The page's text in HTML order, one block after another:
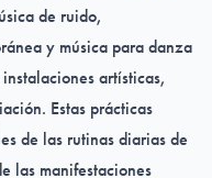
de ruido,
y música para danza
artísticas,
Estas prácticas
de las rutinas diarias de
las manifestaciones